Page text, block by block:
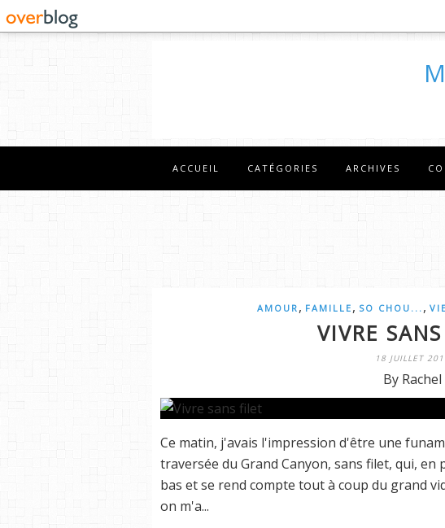
ACCUEIL CATÉGORIES ARCHIVES
AMOUR , FAMILLE , SO CHOU... , VIE
VIVRE
18 JUILLET
By Rachel
Ce matin, j'avais l'impression d'être une
traversée du Grand Canyon, sans filet, qui,
bas et se rend compte tout à coup du grand
on m'a...